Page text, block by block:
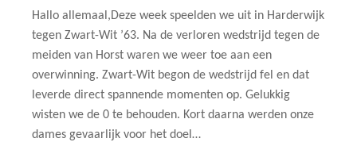
Hallo allemaal,Deze week speelden we uit in Harderwijk
tegen Zwart-Wit ’63. Na de verloren wedstrijd tegen de
meiden van Horst waren we weer toe aan een
overwinning. Zwart-Wit begon de wedstrijd fel en dat
leverde direct spannende momenten op. Gelukkig
wisten we de 0 te behouden. Kort daarna werden onze
dames gevaarlijk voor het doel…